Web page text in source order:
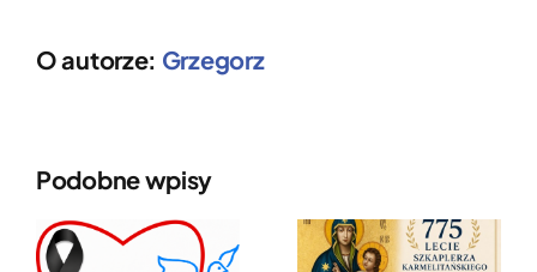
O autorze: Grzegorz
Podobne wpisy